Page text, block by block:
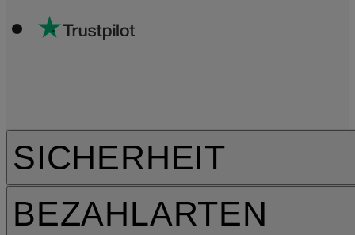
SICHERHEIT
BEZAHLARTEN